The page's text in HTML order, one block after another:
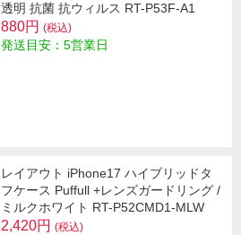
透明 抗菌 抗ウィルス RT-P53F-A1
880円 (税込)
発送目安：5営業日
レイアウト iPhone17 ハイブリッドタ
フケース Puffull +レンズガードリング /
ミルクホワイト RT-P52CMD1-MLW
2,420円 (税込)